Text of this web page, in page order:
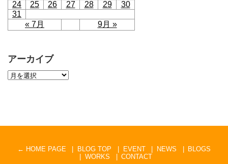
« 7月 9月 »
24
25 26 27 28 29
30
31
アーカイブ
← HOME PAGE BLOG TOP EVENT NEWS
BLOGS
WORKS
CONTACT